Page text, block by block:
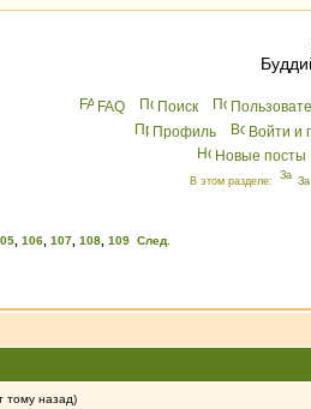
FAQ Поиск
Профиль
Войти и
Новые посты
В этом разделе: За
106 107 108 109 След.
тому назад)